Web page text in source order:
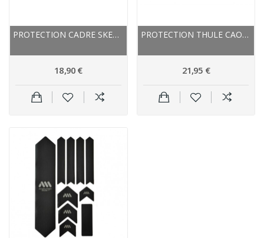
PROTECTION CADRE SKEAN CAOUTCHOUC LEGEND NOIR
18,90 €
PROTECTION THULE CAOUTCHOUC 984 NOIR
21,95 €